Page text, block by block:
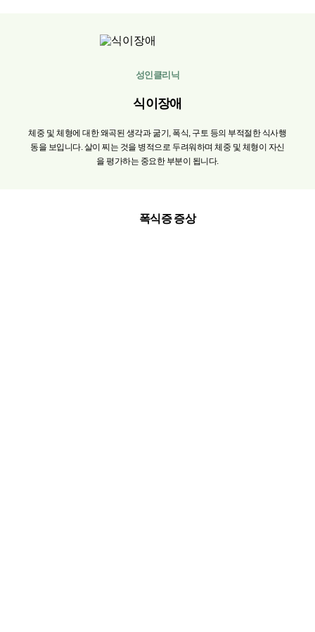
성인클리닉
식이장애
체중 및 체형에 대한왜곡된 생각과 굶기, 폭식, 구토 등의 부적절한식사행
동을 보입니다. 살이 찌는 것을 병적으로 두려워하며 체중 및 체형이 자신
을 평가하는 중요한 부분이 됩니다.
폭식증 증상